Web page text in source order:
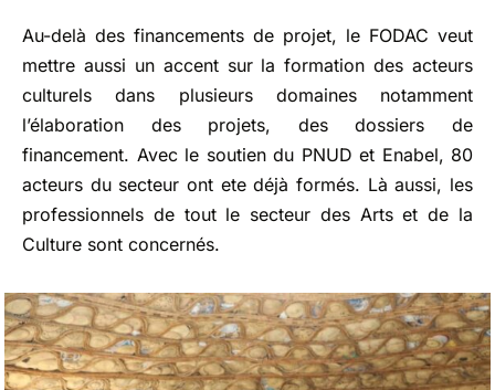
Au-delà des financements de projet, le FODAC veut
mettre aussi un accent sur la formation des acteurs
culturels dans plusieurs domaines notamment
l’élaboration des projets, des dossiers de
financement. Avec le soutien du PNUD et Enabel, 80
acteurs du secteur ont ete déjà formés. Là aussi, les
professionnels de tout le secteur des Arts et de la
Culture sont concernés.